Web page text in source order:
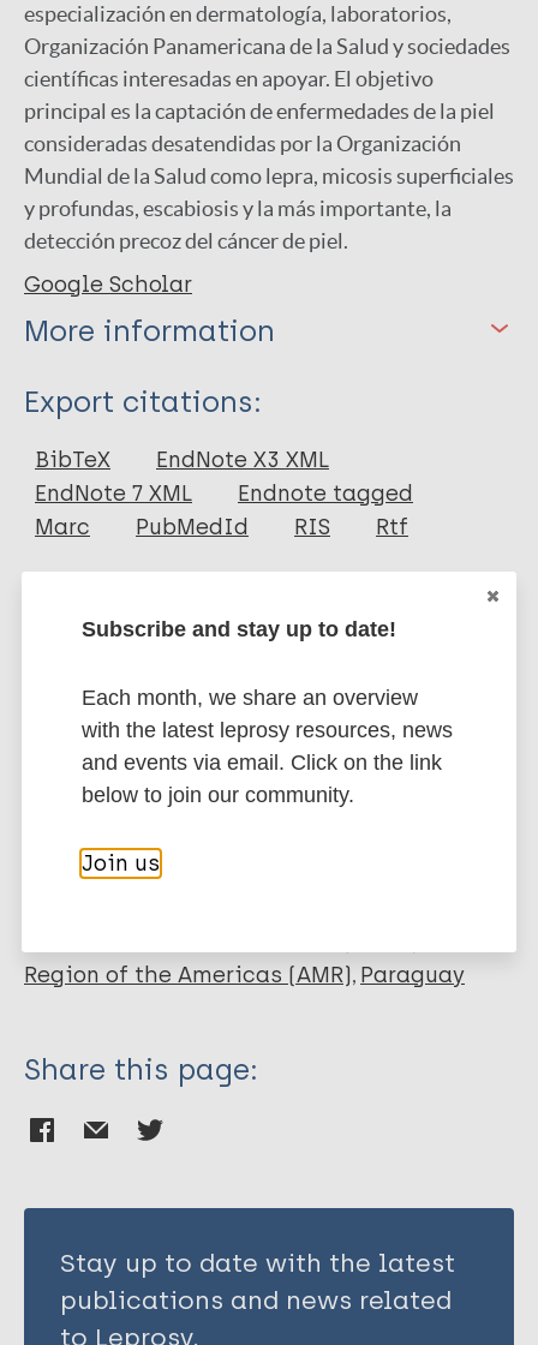
especialización en dermatología, laboratorios,
Organización Panamericana de la Salud y sociedades
científicas interesadas en apoyar. El objetivo
principal es la captación de enfermedades de la piel
consideradas desatendidas por la Organización
Mundial de la Salud como lepra, micosis superficiales
y profundas, escabiosis y la más importante, la
detección precoz del cáncer de piel.
Google Scholar
More information
Type
Journal Article
Author
Olmedo OMA
Export citations:
BibTeX
EndNote X3 XML
EndNote 7 XML
Endnote tagged
Marc
PubMedId RIS Rtf
More publications on:
Leprosy (Hansen disease)
Lymphatic filariasis (Elephantiasis)
Mycetoma
Onchocerciasis Scabies
Skin related NTDs
Region of the Americas (AMR) Paraguay
Share this page:
Stay up to date with the latest
publications and news related
to Leprosy.
Subscribe and stay up to date!
Each month, we share an overview
with the latest leprosy resources, news
and events via email. Click on the link
below to join our community.
Join us